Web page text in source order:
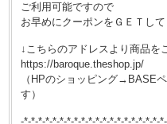
ご利用可能ですので
お早めにクーポンをＧＥＴし
↓こちらのアドレスより商品を
https://baroque.theshop.jp/
（HPのショッピング→BASE
す）
-*-*-*-*-*-*-*-*-*-*-*-*-*-*-*-*-*-*-*-